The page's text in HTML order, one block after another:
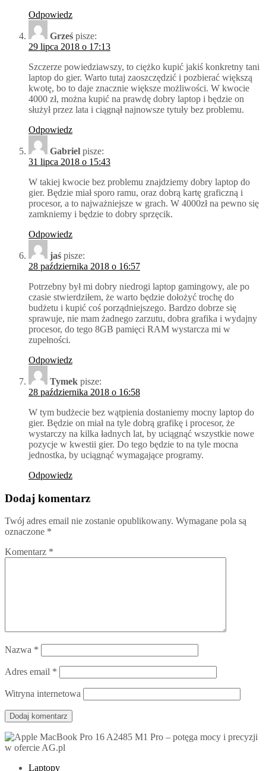
Odpowiedz
Grześ pisze:
29 lipca 2018 o 17:13
Szczerze powiedziawszy, to ciężko kupić jakiś konkretny tani
laptop do gier. Warto tutaj zaoszczędzić i pozbierać większą
kwotę, bo to daje znacznie większe możliwości. W kwocie
4000 zł, można kupić na prawdę dobry laptop i będzie on
służył przez lata i ciągnął najnowsze tytuły bez problemu.
Odpowiedz
Gabriel pisze:
31 lipca 2018 o 15:43
W takiej kwocie bez problemu znajdziemy dobry laptop do
gier. Będzie miał sporo ramu, oraz dobrą kartę graficzną i
procesor, a to najważniejsze w grach. W 4000zł na pewno się
zamkniemy i będzie to dobry sprzęcik.
Odpowiedz
jaś pisze:
28 października 2018 o 16:57
Potrzebny był mi dobry niedrogi laptop gamingowy, ale po
czasie stwierdziłem, że warto będzie dołożyć trochę do
budżetu i kupić coś porządniejszego. Bardzo dobrze się
sprawuje, nie mam żadnego zarzutu, dobra grafika i wydajny
procesor, do tego 8GB pamięci RAM wystarcza mi w
zupełności.
Odpowiedz
Tymek pisze:
28 października 2018 o 16:58
W tym budżecie bez wątpienia dostaniemy mocny laptop do
gier. Będzie on miał na tyle dobrą grafikę i procesor, że
wystarczy na kilka ładnych lat, by uciągnąć wszystkie nowe
pozycje w kwestii gier. Do tego będzie to na tyle mocna
jednostka, by uciągnąć wymagające programy.
Odpowiedz
Dodaj komentarz
Twój adres email nie zostanie opublikowany. Wymagane pola są
oznaczone *
Komentarz *
Nazwa *
Adres email *
Witryna internetowa
Laptopy